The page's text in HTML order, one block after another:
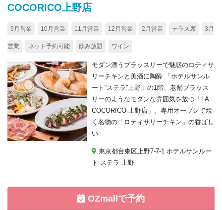
COCORICO上野店
9月営業 10月営業 11月営業 12月営業 2月営業 テラス席 3月
営業 ネット予約可能 飲み放題 ワイン
モダン漂うブラッスリーで魅惑のロティサ
リーチキンと美酒に陶酔 「ホテルサンル
ート“ステラ”上野」の1階、老舗ブラッス
リーのようなモダンな雰囲気を放つ「LA
COCORICO 上野店」。専用オーブンで焼
く名物の「ロティサリーチキン」の香ばし
い
東京都台東区上野7-7-1 ホテルサンルー
ト ステラ 上野
OZmallで予約